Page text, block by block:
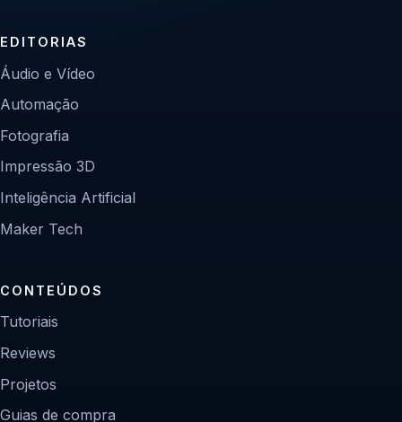
EDITORIAS
Áudio e Vídeo
Automação
Fotografia
Impressão 3D
Inteligência Artificial
Maker Tech
CONTEÚDOS
Tutoriais
Reviews
Projetos
Guias de compra